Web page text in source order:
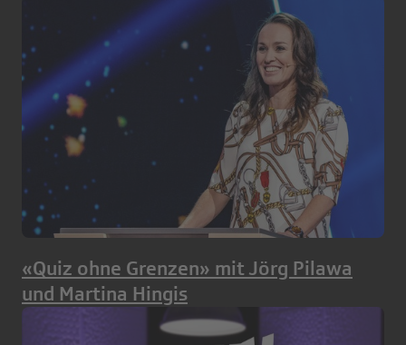
«Quiz ohne Grenzen» mit Jörg Pilawa
und Martina Hingis